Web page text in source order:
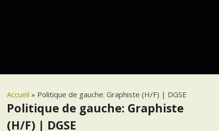
Accueil » Politique de gauche: Graphiste (H/F) | DGSE
Politique de gauche: Graphiste
(H/F) | DGSE